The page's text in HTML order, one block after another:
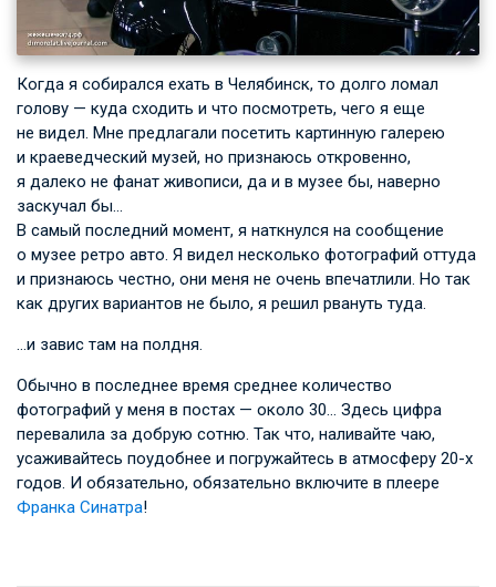
Когда я собирался ехать в Челябинск, то долго ломал
голову — куда сходить и что посмотреть, чего я еще
не видел. Мне предлагали посетить картинную галерею
и краеведческий музей, но признаюсь откровенно,
я далеко не фанат живописи, да и в музее бы, наверно
заскучал бы…
В самый последний момент, я наткнулся на сообщение
о музее ретро авто. Я видел несколько фотографий оттуда
и признаюсь честно, они меня не очень впечатлили. Но так
как других вариантов не было, я решил рвануть туда.
…и завис там на полдня.
Обычно в последнее время среднее количество
фотографий у меня в постах — около 30… Здесь цифра
перевалила за добрую сотню. Так что, наливайте чаю,
усаживайтесь поудобнее и погружайтесь в атмосферу 20-х
годов. И обязательно, обязательно включите в плеере
Франка Синатра!